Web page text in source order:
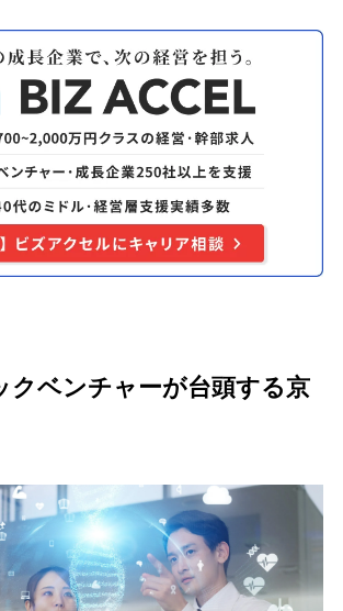
クベンチャーが台頭する京